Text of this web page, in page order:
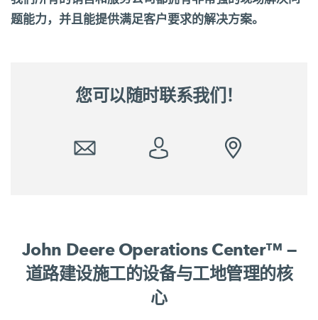
要素，并使流程尽可能简单。我们通过直观的界
面、各类辅助系统以及自动化，稳步实现这一目
从以机器为中心的关注转向对施工现场的全盘考
虑：智能自动化概念旨在对整个工地的施工过程产
题能力，并且能提供满足客户要求的解决方案。
您可以随时联系我们！
John Deere Operations Center™ —
道路建设施工的设备与工地管理的核
心